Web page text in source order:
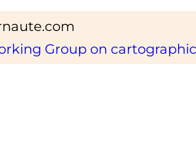
Group on